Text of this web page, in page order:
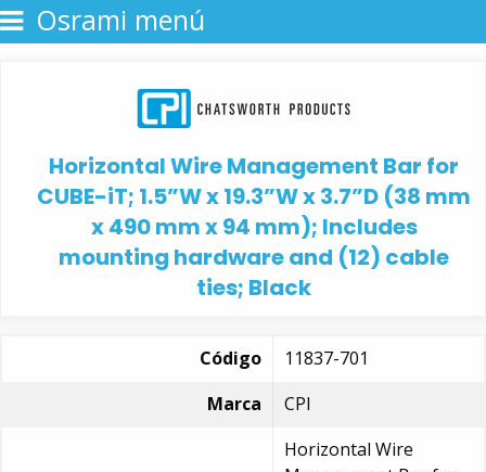
Osrami menú
Horizontal Wire Management Bar for
CUBE-iT; 1.5”W x 19.3”W x 3.7”D (38 mm
x 490 mm x 94 mm); Includes
mounting hardware and (12) cable
ties; Black
Código
11837-701
Marca
CPI
Horizontal Wire